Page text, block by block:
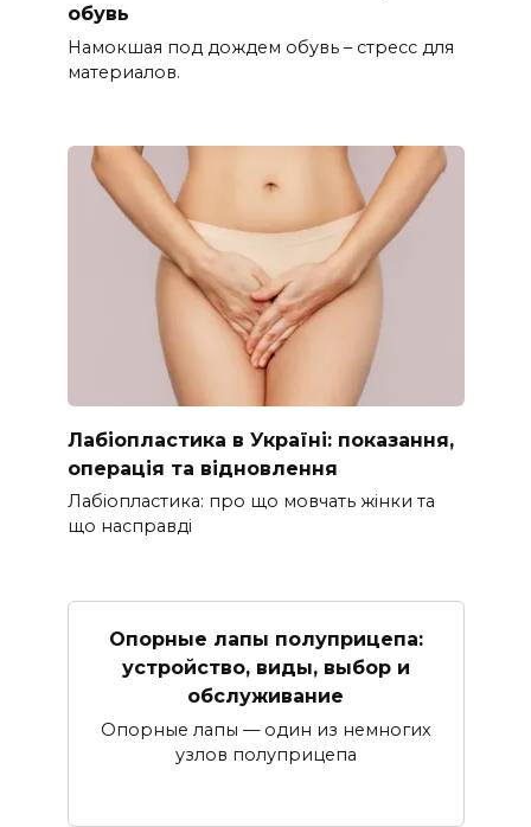
обувь
Намокшая под дождем обувь – стресс для
материалов.
Лабіопластика в Україні: показання,
операція та відновлення
Лабіопластика: про що мовчать жінки та
що насправді
Опорные лапы полуприцепа:
устройство, виды, выбор и
обслуживание
Опорные лапы — один из немногих
узлов полуприцепа